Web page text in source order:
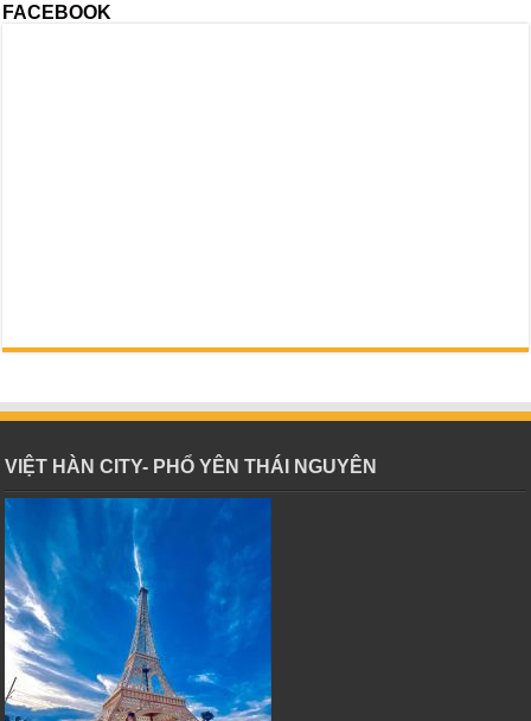
FACEBOOK
VIỆT HÀN CITY- PHỔ YÊN THÁI NGUYÊN